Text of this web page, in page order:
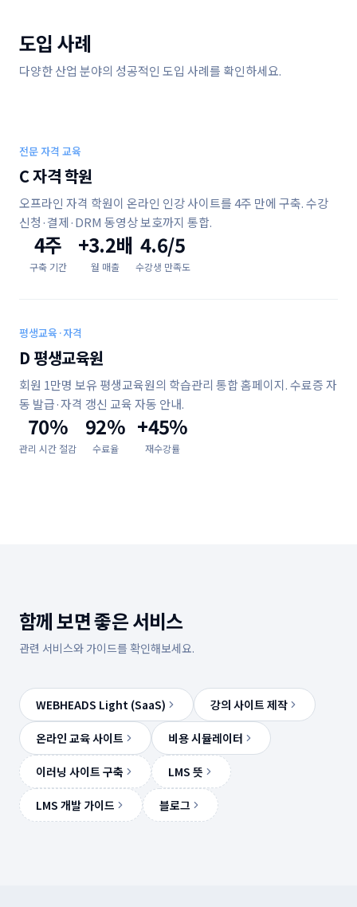
도입 사례
다양한 산업 분야의 성공적인 도입 사례를 확인하세요.
전문 자격 교육
C 자격 학원
오프라인 자격 학원이 온라인 인강 사이트를 4주 만에 구축. 수강
신청·결제·DRM 동영상 보호까지 통합.
4주
구축 기간
+3.2배
월 매출
4.6/5
수강생 만족도
평생교육·자격
D 평생교육원
회원 1만명 보유 평생교육원의 학습관리 통합 홈페이지. 수료증 자
동 발급·자격 갱신 교육 자동 안내.
70%
관리 시간 절감
92%
수료율
+45%
재수강률
함께 보면 좋은 서비스
관련 서비스와 가이드를 확인해보세요.
WEBHEADS Light (SaaS) 강의 사이트 제작
온라인 교육 사이트 비용 시뮬레이터
이러닝 사이트 구축 LMS 뜻
LMS 개발 가이드 블로그